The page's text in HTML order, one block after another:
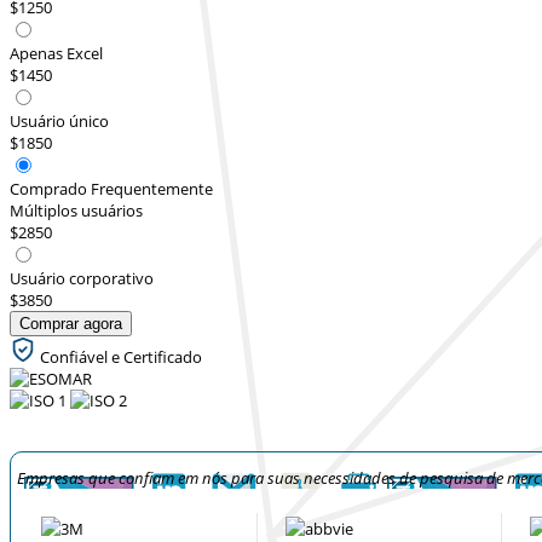
$1250
Apenas Excel
$1450
Usuário único
$1850
Comprado Frequentemente
Múltiplos usuários
$2850
Usuário corporativo
$3850
Comprar agora
Confiável e Certificado
Empresas que confiam em nós para suas necessidades de pesquisa de